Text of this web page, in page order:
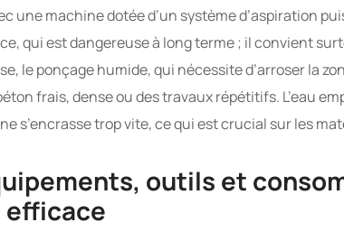
une machine dotée d’un système d’aspiration
qui est dangereuse à long terme ; il convient
le ponçage humide, qui nécessite d’arroser la
frais, dense ou des travaux répétitifs. L’eau
s’encrasse trop vite, ce qui est crucial sur les
outils et
efficace